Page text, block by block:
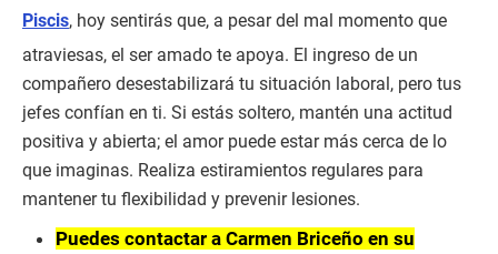
Piscis, hoy sentirás que, a pesar del mal momento que
atraviesas, el ser amado te apoya. El ingreso de un
compañero desestabilizará tu situación laboral, pero tus
jefes confían en ti. Si estás soltero, mantén una actitud
positiva y abierta; el amor puede estar más cerca de lo
que imaginas. Realiza estiramientos regulares para
mantener tu flexibilidad y prevenir lesiones.
Puedes contactar a Carmen Briceño en su